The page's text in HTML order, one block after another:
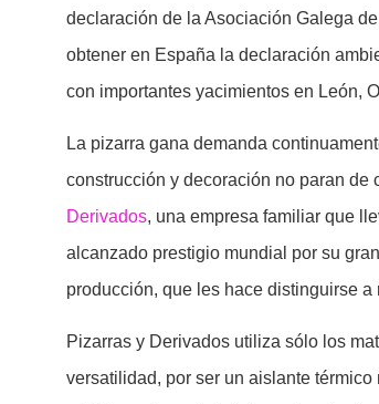
declaración de la Asociación Galega
obtener en España la declaración
con importantes yacimientos en León,
La pizarra gana demanda
construcción y decoración no paran de
Derivados, una empresa familiar que
alcanzado prestigio mundial por su
producción, que les hace distinguirse
Pizarras y Derivados utiliza sólo los
versatilidad, por ser un aislante